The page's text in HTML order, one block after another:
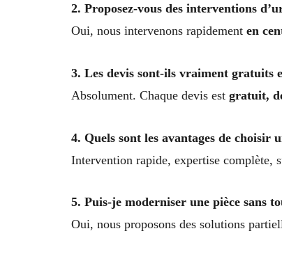
2. Proposez-vous des interventions
Oui, nous intervenons rapidement en
3. Les devis sont-ils vraiment gratuits
Absolument. Chaque devis est gratuit,
4. Quels sont les avantages de
Intervention rapide, expertise complète,
5. Puis-je moderniser une pièce sans
Oui, nous proposons des solutions